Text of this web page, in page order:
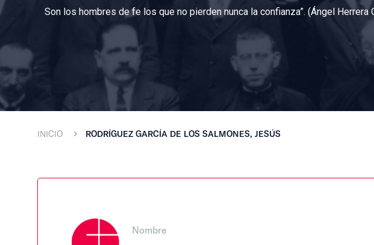
Son los hombres de fe los que no pierden nunca la confianza”. (Ángel Herrera
INICIO RODRÍGUEZ GARCÍA DE LOS SALMONES, JESÚS
Nombre